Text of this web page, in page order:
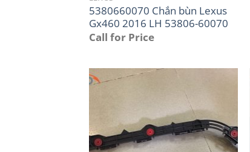
5380660070 Chắn bùn Lexus
Gx460 2016 LH 53806-60070
Call for Price